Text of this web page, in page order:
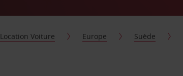
Location Voiture Europe Suède